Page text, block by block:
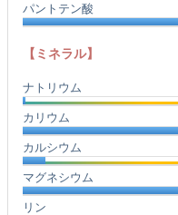
パントテン酸
【ミネラル】
ナトリウム
カリウム
カルシウム
マグネシウム
リン